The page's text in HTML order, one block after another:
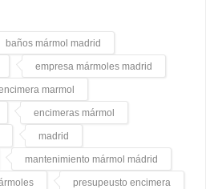
baños mármol madrid
empresa mármoles madrid
marmol
encimeras mármol
madrid
mantenimiento mármol mádrid
presupeusto encimera